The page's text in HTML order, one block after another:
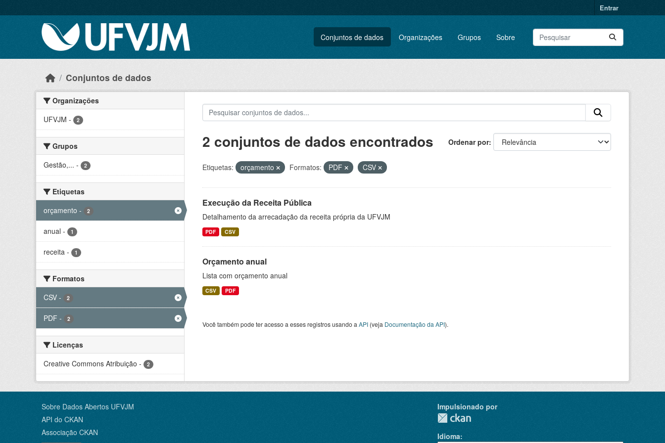
Entrar
Conjuntos de dados Organizações Grupos Sobre
Conjuntos de dados
Organizações
UFVJM - 2
Grupos
Gestão,... - 2
Etiquetas
orçamento - 2
anual - 1
receita - 1
Formatos
CSV - 2
PDF - 2
Licenças
Creative Commons Atribuição - 2
Ordenar por
2 conjuntos de dados encontrados
Etiquetas: orçamento Formatos: PDF CSV
Execução da Receita Pública
Detalhamento da arrecadação da receita própria da UFVJM
PDF CSV
Orçamento anual
Lista com orçamento anual
CSV PDF
Você também pode ter acesso a esses registros usando a API(veja Documentação da API).
Sobre Dados Abertos UFVJM
API do CKAN
Associação CKAN
Impulsionado por
Idioma